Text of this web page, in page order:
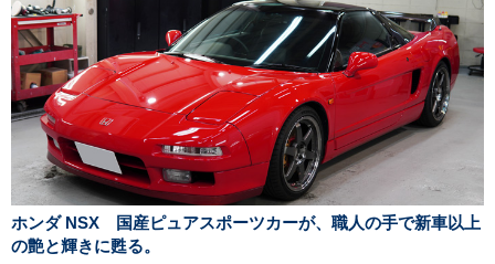
ホンダ NSX 国産ピュアスポーツカーが、職人の手で新車以上
の艶と輝きに甦る。